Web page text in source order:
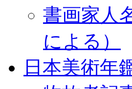
書画家人
による）
日本美術年